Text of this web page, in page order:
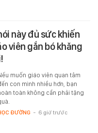
này đủ sức khiến
viên gắn bó khăng
muốn giáo viên quan tâm
con mình nhiều hơn, bạn
toàn không cần phải tặng
ĐƯỜNG - 6 giờ trước